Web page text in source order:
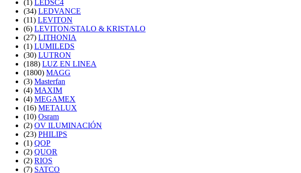
(1) LEDSC4
(34) LEDVANCE
(11) LEVITON
(6) LEVITON/STALO & KRISTALO
(27) LITHONIA
(1) LUMILEDS
(30) LUTRON
(188) LUZ EN LINEA
(1800) MAGG
(3) Masterfan
(4) MAXIM
(4) MEGAMEX
(16) METALUX
(10) Osram
(2) OV ILUMINACIÓN
(23) PHILIPS
(1) QOP
(2) QUOR
(2) RIOS
(7) SATCO